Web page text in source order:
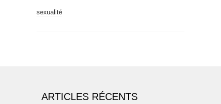
sexualité
ARTICLES RÉCENTS